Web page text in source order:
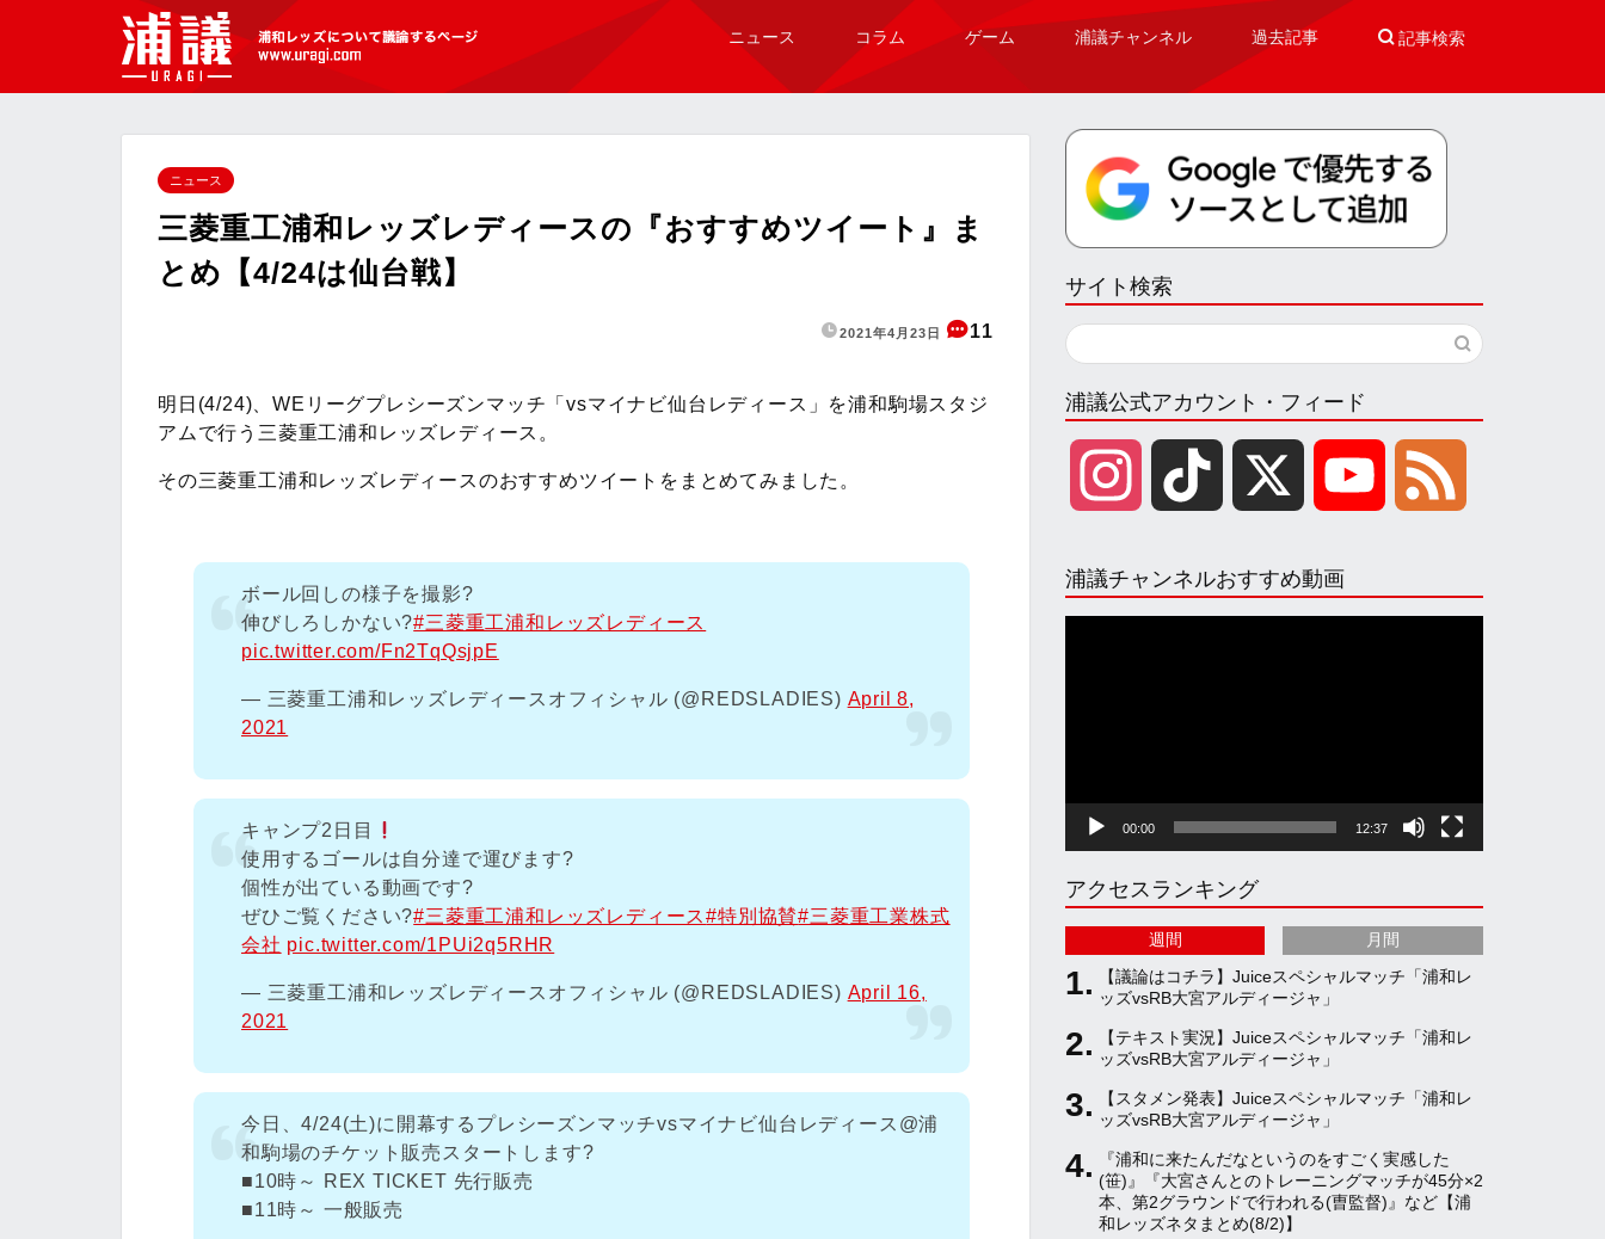
[浦議]浦和レッズについて議論するペ
ニュース コラム ゲーム 浦議チャンネル 過去記事  記事検索
ニュース
三菱重工浦和レッズレディースの『おすすめツイート』ま
とめ【4/24は仙台戦】
2021年4月23日 11
明日(4/24)、WEリーグプレシーズンマッチ「vsマイナビ仙台レディース」を浦和駒場スタジ
アムで行う三菱重工浦和レッズレディース。
その三菱重工浦和レッズレディースのおすすめツイートをまとめてみました。
ボール回しの様子を撮影?
伸びしろしかない?#三菱重工浦和レッズレディース
pic.twitter.com/Fn2TqQsjpE
— 三菱重工浦和レッズレディースオフィシャル (@REDSLADIES) April 8,
2021
キャンプ2日目
使用するゴールは自分達で運びます?
個性が出ている動画です?
ぜひご覧ください?#三菱重工浦和レッズレディース#特別協賛#三菱重工業株式
会社 pic.twitter.com/1PUi2q5RHR
— 三菱重工浦和レッズレディースオフィシャル (@REDSLADIES) April 16,
2021
今日、4/24(土)に開幕するプレシーズンマッチvsマイナビ仙台レディース@浦
和駒場のチケット販売スタートします?
■10時～ REX TICKET 先行販売
■11時～ 一般販売
サイト検索
浦議公式アカウント・フィード
s
g
r
a
m
k
k
u
b
e
C
h
n
e
浦議チャンネルおすすめ動画
00:00 12:37
アクセスランキング
週間 月間
【議論はコチラ】Juiceスペシャルマッチ「浦和レ
ッズvsRB大宮アルディージャ」
【テキスト実況】Juiceスペシャルマッチ「浦和レ
ッズvsRB大宮アルディージャ」
【スタメン発表】Juiceスペシャルマッチ「浦和レ
ッズvsRB大宮アルディージャ」
『浦和に来たんだなというのをすごく実感した
(笹)』『大宮さんとのトレーニングマッチが45分×2
本、第2グラウンドで行われる(曺監督)』など【浦
和レッズネタまとめ(8/2)】